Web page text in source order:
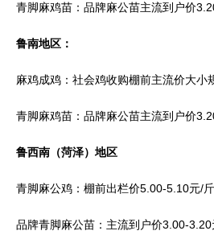
青脚麻鸡苗：品牌麻公苗主流到户价
鲁南地区：
麻鸡成鸡：社会鸡收购棚前主流价大小
青脚麻鸡苗：品牌麻公苗主流到户价
鲁西南（菏泽）地区
青脚麻公鸡：棚前出栏价5.00-5.10元/
品牌青脚麻公苗：主流到户价3.00-3.20